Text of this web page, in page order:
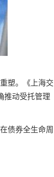
塑。《上海交
推动受托管理
债券全生命周